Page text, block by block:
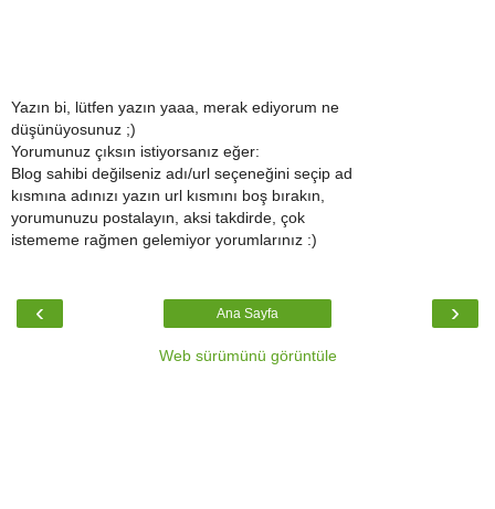
Yazın bi, lütfen yazın yaaa, merak ediyorum ne
düşünüyosunuz ;)
Yorumunuz çıksın istiyorsanız eğer:
Blog sahibi değilseniz adı/url seçeneğini seçip ad
kısmına adınızı yazın url kısmını boş bırakın,
yorumunuzu postalayın, aksi takdirde, çok
istememe rağmen gelemiyor yorumlarınız :)
‹ ›
Ana Sayfa
Web sürümünü görüntüle